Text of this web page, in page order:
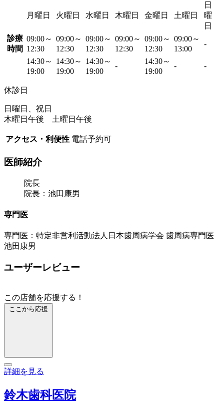
月曜日 火曜日 水曜日 木曜日 金曜日 土曜日
日
曜
日
診療
時間
09:00～
12:30
09:00～
12:30
09:00～
12:30
09:00～
12:30
09:00～
12:30
09:00～
13:00
-
14:30～
19:00
14:30～
19:00
14:30～
19:00
-
14:30～
19:00
- -
休診日
日曜日、祝日
木曜日午後 土曜日午後
アクセス・利便性 電話予約可
医師紹介
院長
院長：池田康男
専門医
専門医：特定非営利活動法人日本歯周病学会 歯周病専門医
池田康男
ユーザーレビュー
この店舗を応援する！
ここから応援
詳細を見る
鈴木歯科医院